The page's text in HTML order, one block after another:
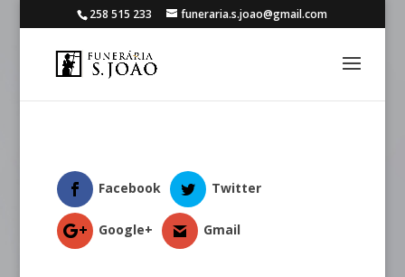
258 515 233 funeraria.s.joao@gmail.com
Facebook Twitter
Google+ Gmail